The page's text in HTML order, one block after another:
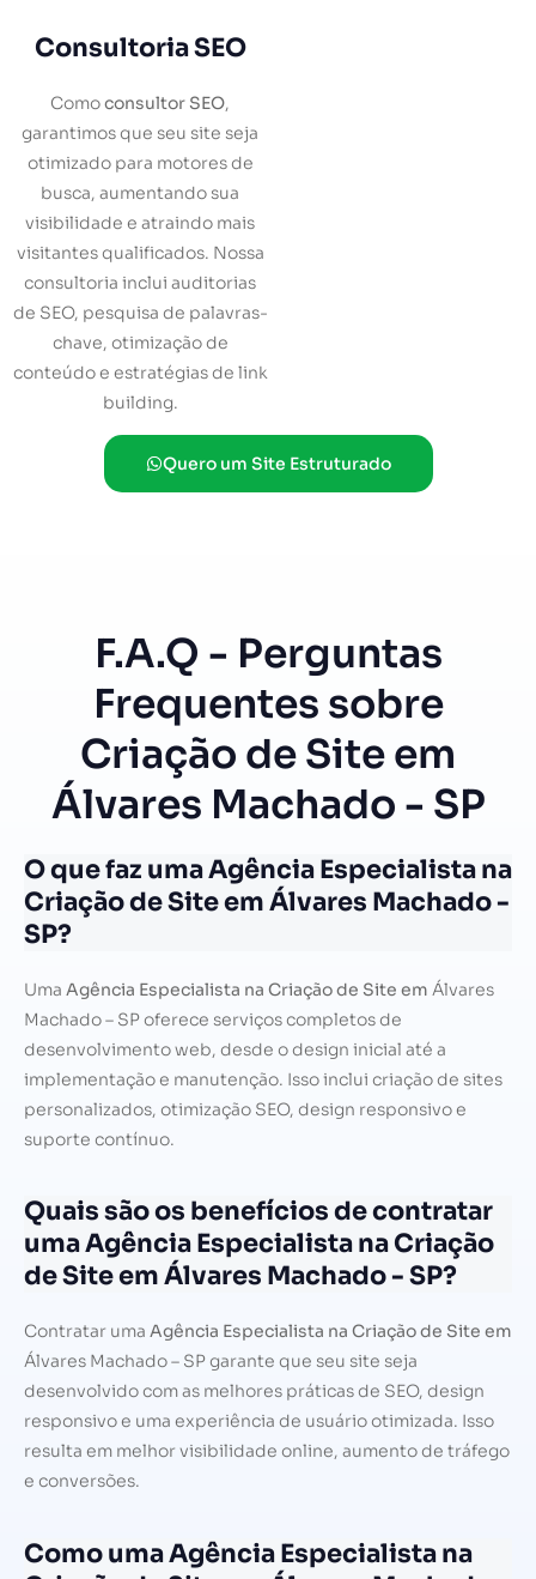
Consultoria SEO
Comoconsultor SEO,
garantimos que seu site seja
otimizado para motores de
busca, aumentando sua
visibilidade e atraindo mais
visitantes qualificados. Nossa
consultoria inclui auditorias
de SEO, pesquisa de palavras-
chave, otimização de
conteúdo e estratégias de link
building.
Quero um Site Estruturado
F.A.Q - Perguntas
Frequentes sobre
Criação de Site em
Álvares Machado - SP
O que faz uma Agência Especialista na
Criação de Site em Álvares Machado -
SP?
Uma Agência Especialista na Criação de Site em Álvares
Machado – SP oferece serviços completos de
desenvolvimento web, desde o design inicial até a
implementação e manutenção. Isso inclui criação de sites
personalizados, otimização SEO, design responsivo e
suporte contínuo.
Quais são os benefícios de contratar
uma Agência Especialista na Criação
de Site em Álvares Machado - SP?
Contratar uma Agência Especialista na Criação de Site em
Álvares Machado – SP garante que seu site seja
desenvolvido com as melhores práticas de SEO, design
responsivo e uma experiência de usuário otimizada. Isso
resulta em melhor visibilidade online, aumento de tráfego
e conversões.
Como uma Agência Especialista na